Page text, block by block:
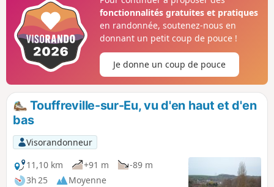
fonctionnalités gratuites et pratiques
en randonnée, soutenez-nous en
donnant un petit coup de pouce !
Je donne un coup de pouce
Touffreville-sur-Eu, vu d'en haut et d'en
bas
Visorandonneur
11,10 km
+91 m
-89 m
3h 25
Moyenne